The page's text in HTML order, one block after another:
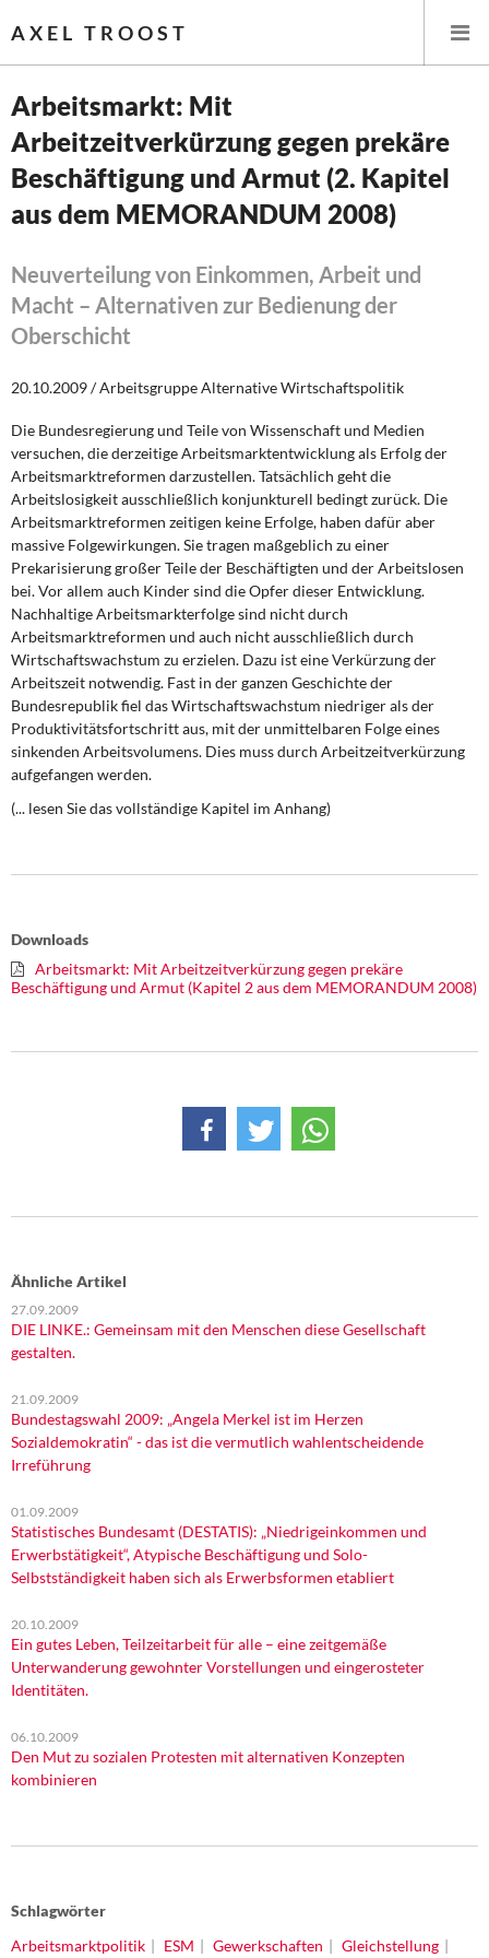
AXEL TROOST
Startseite
Themen
Wirtschaftspolitik
Öffentliche Infrastruktur und Daseinsvorsorge
Eurokrise und Griechenland
DIE LINKE
Weitere Themen
Memo-Gruppe
Institut Solidarische Moderne
Rosa-Luxemburg-Stiftung
Über mich
Kontakt
Arbeitsmarkt: Mit
Arbeitzeitverkürzung gegen prekäre
Beschäftigung und Armut (2. Kapitel
aus dem MEMORANDUM 2008)
Neuverteilung von Einkommen, Arbeit und
Macht – Alternativen zur Bedienung der
Oberschicht
20.10.2009 / Arbeitsgruppe Alternative Wirtschaftspolitik
Die Bundesregierung und Teile von Wissenschaft und Medien
versuchen, die derzeitige Arbeitsmarktentwicklung als Erfolg der
Arbeitsmarktreformen darzustellen. Tatsächlich geht die
Arbeitslosigkeit ausschließlich konjunkturell bedingt zurück. Die
Arbeitsmarktreformen zeitigen keine Erfolge, haben dafür aber
massive Folgewirkungen. Sie tragen maßgeblich zu einer
Prekarisierung großer Teile der Beschäftigten und der Arbeitslosen
bei. Vor allem auch Kinder sind die Opfer dieser Entwicklung.
Nachhaltige Arbeitsmarkterfolge sind nicht durch
Arbeitsmarktreformen und auch nicht ausschließlich durch
Wirtschaftswachstum zu erzielen. Dazu ist eine Verkürzung der
Arbeitszeit notwendig. Fast in der ganzen Geschichte der
Bundesrepublik fiel das Wirtschaftswachstum niedriger als der
Produktivitätsfortschritt aus, mit der unmittelbaren Folge eines
sinkenden Arbeitsvolumens. Dies muss durch Arbeitzeitverkürzung
aufgefangen werden.
(... lesen Sie das vollständige Kapitel im Anhang)
Downloads
Arbeitsmarkt: Mit Arbeitzeitverkürzung gegen prekäre
Beschäftigung und Armut (Kapitel 2 aus dem MEMORANDUM 2008)
Ähnliche Artikel
27.09.2009
DIE LINKE.: Gemeinsam mit den Menschen diese Gesellschaft
gestalten.
21.09.2009
Bundestagswahl 2009: „Angela Merkel ist im Herzen
Sozialdemokratin“ - das ist die vermutlich wahlentscheidende
Irreführung
01.09.2009
Statistisches Bundesamt (DESTATIS): „Niedrigeinkommen und
Erwerbstätigkeit“, Atypische Beschäftigung und Solo-
Selbstständigkeit haben sich als Erwerbsformen etabliert
20.10.2009
Ein gutes Leben, Teilzeitarbeit für alle – eine zeitgemäße
Unterwanderung gewohnter Vorstellungen und eingerosteter
Identitäten.
06.10.2009
Den Mut zu sozialen Protesten mit alternativen Konzepten
kombinieren
Schlagwörter
Arbeitsmarktpolitik
ESM Gewerkschaften Gleichstellung